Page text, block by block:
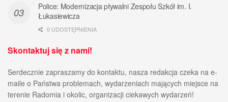
Police: Modernizacja pływalni Zespołu Szkół im. I.
Łukasiewicza
0 UDOSTĘPNIENIA
Skontaktuj się z nami!
Serdecznie zapraszamy do kontaktu, nasza redakcja czeka na e-
maile o Państwa problemach, wydarzeniach mających miejsce na
terenie Radomia i okolic, organizacji ciekawych wydarzeń!